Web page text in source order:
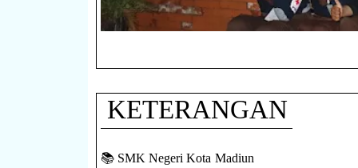
KETERANGAN
📚 SMK Negeri Kota Madiun